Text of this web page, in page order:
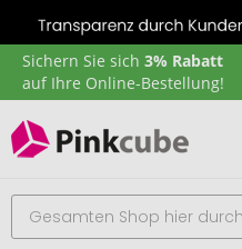
Sichern Sie sich 3% Rabatt
auf Ihre Online-Bestellung!